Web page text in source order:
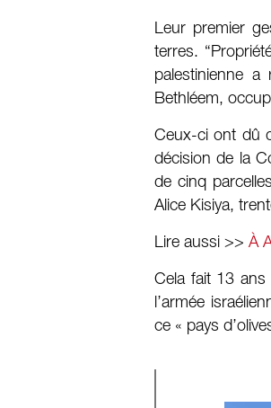
Leur premier
terres.
palestinienne
Bethléem,
Ceux-ci ont dû
décision de la
de cinq
Alice Kisiya,
Lire aussi >> À
Cela fait 13 ans
l’armée
ce « pays